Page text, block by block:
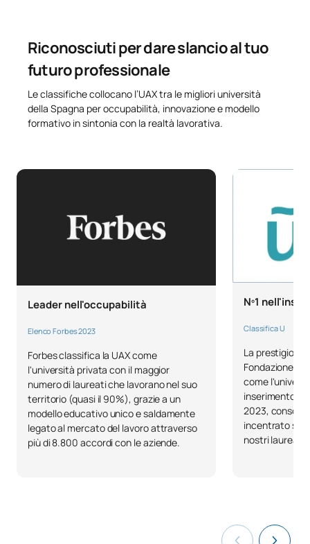
Riconosciuti per dare slancio al tuo
futuro professionale
Le classifiche collocano l’UAX tra le migliori università
della Spagna per occupabilità, innovazione e modello
formativo in sintonia con la realtà lavorativa.
Leader nell'occupabilità
Elenco Forbes 2023
Forbes classifica la UAX come
l'università privata con il maggior
numero di laureati che lavorano nel suo
territorio (quasi il 90%), grazie a un
modello educativo unico e saldamente
legato al mercato del lavoro attraverso
più di 8.800 accordi con le aziende.
Nº1
Classifica U
La prestigiosa
Fondazione
come
inserimento
2023,
incentrato
nostri laureati.